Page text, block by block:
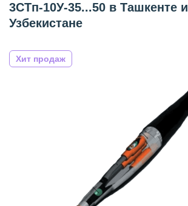
3СТп-10У-35...50 в Ташкенте и
Узбекистане
Хит продаж